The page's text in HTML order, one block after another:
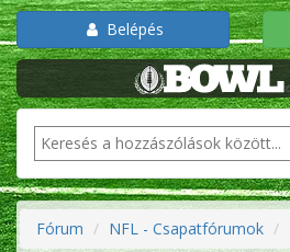
Belépés
Fórum NFL - Csapatfórumok